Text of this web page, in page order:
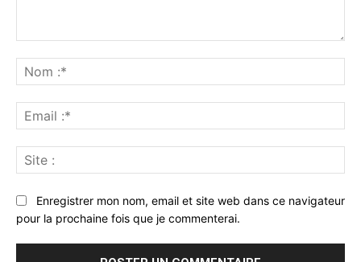
:*
:*
:
Enregistrer mon nom, email et site web dans ce navigateur
pour la prochaine fois que je commenterai.